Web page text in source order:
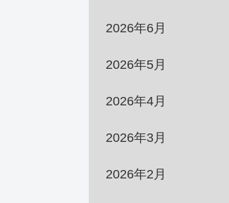
2026年6月
2026年5月
2026年4月
2026年3月
2026年2月